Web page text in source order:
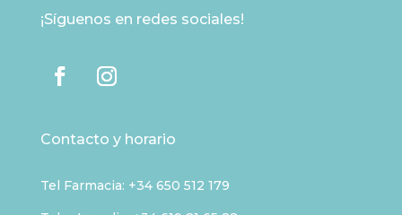
¡Síguenos en redes sociales!
Contacto y horario
Tel Farmacia: +34 650 512 179